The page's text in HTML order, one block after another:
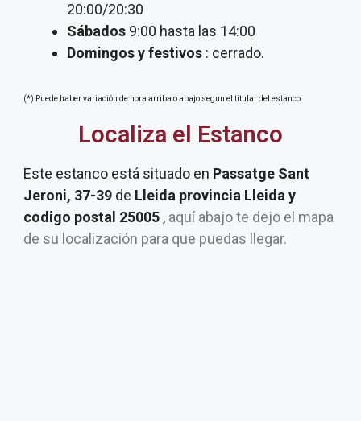
20:00/20:30
Sábados 9:00 hasta las 14:00
Domingos y festivos : cerrado.
(*) Puede haber variación de hora arriba o abajo segun el titular del estanco
Localiza el Estanco
Este estanco está situado en Passatge Sant
Jeroni, 37-39 de Lleida provincia Lleida y
codigo postal 25005 , aquí abajo te dejo el mapa
de su localización para que puedas llegar.